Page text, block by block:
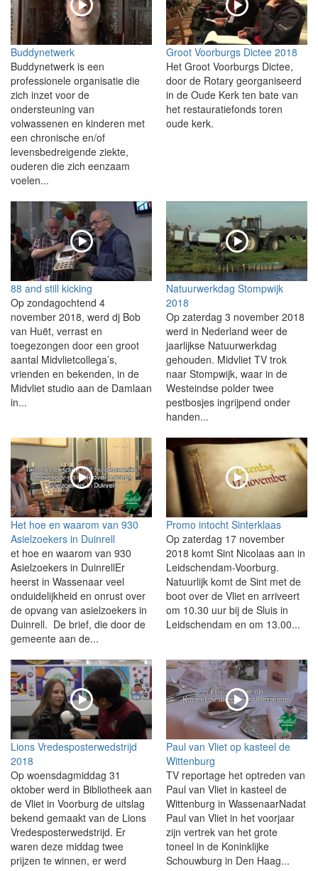
Buddynetwerk
Buddynetwerk is een
professionele organisatie die
zich inzet voor de
ondersteuning van
volwassenen en kinderen met
een chronische en/of
levensbedreigende ziekte,
ouderen die zich eenzaam
voelen...
Groot Voorburgs Dictee 2018
Het Groot Voorburgs Dictee,
door de Rotary georganiseerd
in de Oude Kerk ten bate van
het restauratiefonds toren
oude kerk.
88 and still kicking
Op zondagochtend 4
november 2018, werd dj Bob
van Huët, verrast en
toegezongen door een groot
aantal Midvlietcollega’s,
vrienden en bekenden, in de
Midvliet studio aan de Damlaan
in...
Natuurwerkdag Stompwijk
2018
Op zaterdag 3 november 2018
werd in Nederland weer de
jaarlijkse Natuurwerkdag
gehouden. Midvliet TV trok
naar Stompwijk, waar in de
Westeindse polder twee
pestbosjes ingrijpend onder
handen...
Het hoe en waarom van 930
Asielzoekers in Duinrell
et hoe en waarom van 930
Asielzoekers in DuinrellEr
heerst in Wassenaar veel
onduidelijkheid en onrust over
de opvang van asielzoekers in
Duinrell. De brief, die door de
gemeente aan de...
Promo intocht Sinterklaas
Op zaterdag 17 november
2018 komt Sint Nicolaas aan in
Leidschendam-Voorburg.
Natuurlijk komt de Sint met de
boot over de Vliet en arriveert
om 10.30 uur bij de Sluis in
Leidschendam en om 13.00...
Lions Vredesposterwedstrijd
2018
Op woensdagmiddag 31
oktober werd in Bibliotheek aan
de Vliet in Voorburg de uitslag
bekend gemaakt van de Lions
Vredesposterwedstrijd. Er
waren deze middag twee
prijzen te winnen, er werd
Paul van Vliet op kasteel de
Wittenburg
TV reportage het optreden van
Paul van Vliet in kasteel de
Wittenburg in WassenaarNadat
Paul van Vliet in het voorjaar
zijn vertrek van het grote
toneel in de Koninklijke
Schouwburg in Den Haag...